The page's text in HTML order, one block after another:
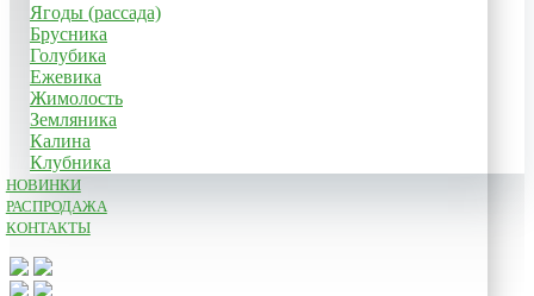
Ягоды (рассада)
Брусника
Голубика
Ежевика
Жимолость
Земляника
Калина
Клубника
НОВИНКИ
РАСПРОДАЖА
КОНТАКТЫ